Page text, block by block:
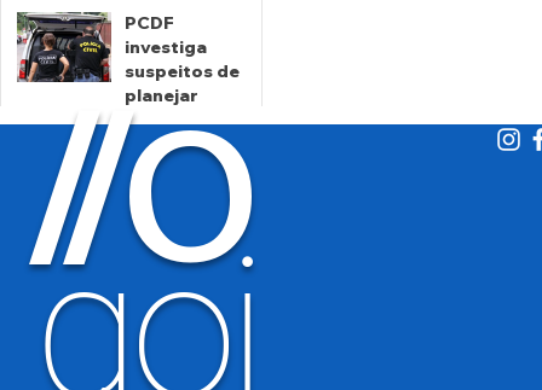
Goiás
há 8 horas
PCDF
investiga
suspeitos de
planejar
atentados no
período
eleitoral
há 2 dias
//O
goi